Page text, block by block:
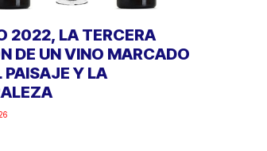
2022, LA TERCERA
DE UN VINO MARCADO
PAISAJE Y LA